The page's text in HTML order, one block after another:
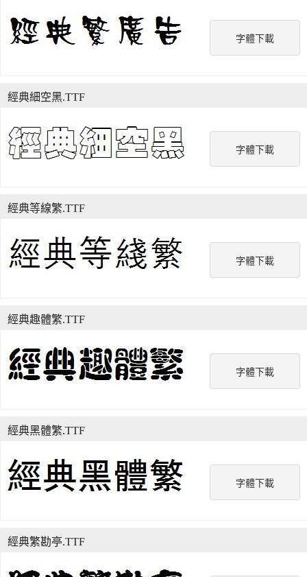
字體下載
字體下載
經典細空黑.TTF
字體下載
經典等線繁.TTF
字體下載
經典趣體繁.TTF
字體下載
經典黑體繁.TTF
經典繁勘亭.TTF